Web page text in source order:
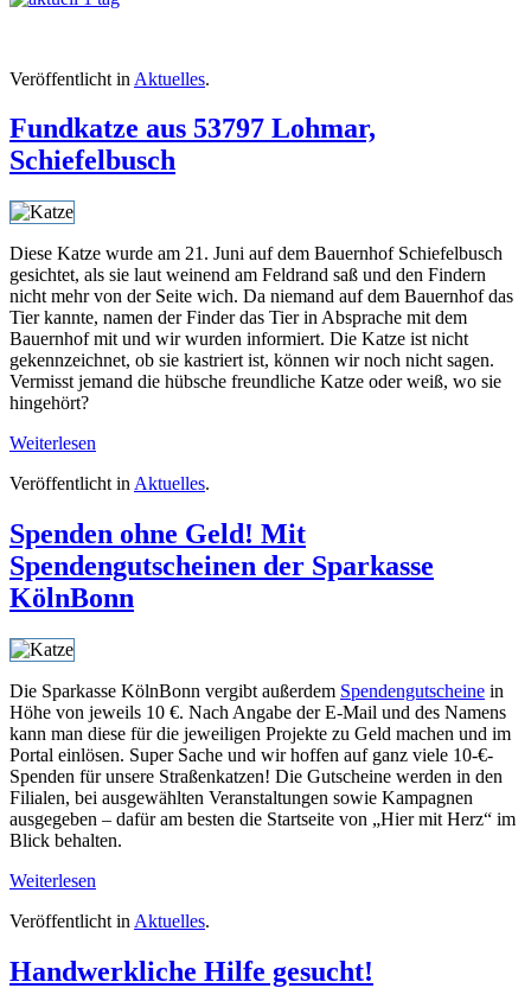
Veröffentlicht in Aktuelles.
Fundkatze aus 53797 Lohmar,
Schiefelbusch
Diese Katze wurde am 21. Juni auf dem Bauernhof Schiefelbusch
gesichtet, als sie laut weinend am Feldrand saß und den Findern
nicht mehr von der Seite wich. Da niemand auf dem Bauernhof das
Tier kannte, namen der Finder das Tier in Absprache mit dem
Bauernhof mit und wir wurden informiert. Die Katze ist nicht
gekennzeichnet, ob sie kastriert ist, können wir noch nicht sagen.
Vermisst jemand die hübsche freundliche Katze oder weiß, wo sie
hingehört?
Weiterlesen
Veröffentlicht in Aktuelles.
Spenden ohne Geld! Mit
Spendengutscheinen der Sparkasse
KölnBonn
Die Sparkasse KölnBonn vergibt außerdem Spendengutscheine in
Höhe von jeweils 10 €. Nach Angabe der E-Mail und des Namens
kann man diese für die jeweiligen Projekte zu Geld machen und im
Portal einlösen. Super Sache und wir hoffen auf ganz viele 10-€-
Spenden für unsere Straßenkatzen! Die Gutscheine werden in den
Filialen, bei ausgewählten Veranstaltungen sowie Kampagnen
ausgegeben – dafür am besten die Startseite von „Hier mit Herz“ im
Blick behalten.
Weiterlesen
Veröffentlicht in Aktuelles.
Handwerkliche Hilfe gesucht!